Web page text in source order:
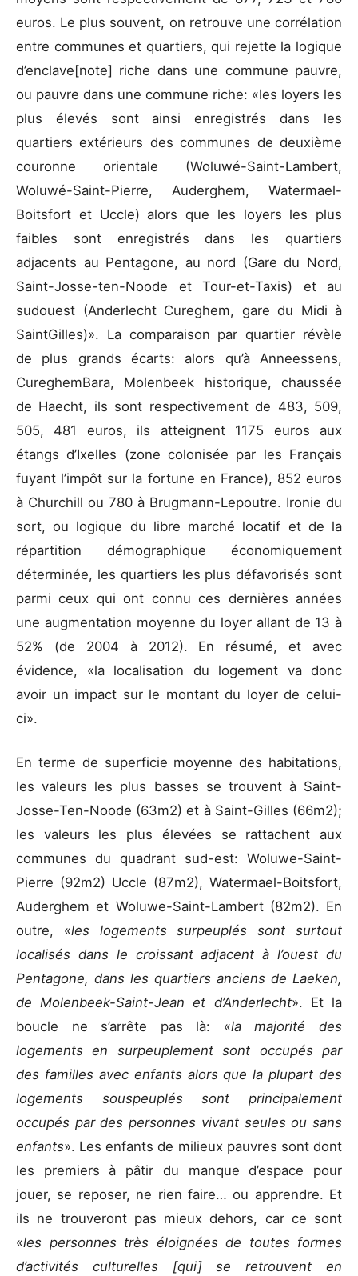
euros. Le plus souvent, on retrouve une corrélation
entre communes et quartiers, qui rejette la logique
d’enclave[note] riche dans une commune pauvre,
ou pauvre dans une commune riche: «les loyers les
plus élevés sont ainsi enregistrés dans les
quartiers extérieurs des communes de deuxième
couronne orientale (Woluwé-Saint-Lambert,
Woluwé-Saint-Pierre, Auderghem, Watermael-
Boitsfort et Uccle) alors que les loyers les plus
faibles sont enregistrés dans les quartiers
adjacents au Pentagone, au nord (Gare du Nord,
Saint-Josse-ten-Noode et Tour-et-Taxis) et au
sudouest (Anderlecht Cureghem, gare du Midi à
SaintGilles)». La comparaison par quartier révèle
de plus grands écarts: alors qu’à Anneessens,
CureghemBara, Molenbeek historique, chaussée
de Haecht, ils sont respectivement de 483, 509,
505, 481 euros, ils atteignent 1175 euros aux
étangs d’Ixelles (zone colonisée par les Français
fuyant l’impôt sur la fortune en France), 852 euros
à Churchill ou 780 à Brugmann-Lepoutre. Ironie du
sort, ou logique du libre marché locatif et de la
répartition démographique économiquement
déterminée, les quartiers les plus défavorisés sont
parmi ceux qui ont connu ces dernières années
une augmentation moyenne du loyer allant de 13 à
52% (de 2004 à 2012). En résumé, et avec
évidence, «la localisation du logement va donc
avoir un impact sur le montant du loyer de celui-
ci».
En terme de superficie moyenne des habitations,
les valeurs les plus basses se trouvent à Saint-
Josse-Ten-Noode (63m2) et à Saint-Gilles (66m2);
les valeurs les plus élevées se rattachent aux
communes du quadrant sud-est: Woluwe-Saint-
Pierre (92m2) Uccle (87m2), Watermael-Boitsfort,
Auderghem et Woluwe-Saint-Lambert (82m2). En
outre, «les logements surpeuplés sont surtout
localisés dans le croissant adjacent à l’ouest du
Pentagone, dans les quartiers anciens de Laeken,
de Molenbeek-Saint-Jean et d’Anderlecht». Et la
boucle ne s’arrête pas là: «la majorité des
logements en surpeuplement sont occupés par
des familles avec enfants alors que la plupart des
logements souspeuplés sont principalement
occupés par des personnes vivant seules ou sans
enfants». Les enfants de milieux pauvres sont dont
les premiers à pâtir du manque d’espace pour
jouer, se reposer, ne rien faire… ou apprendre. Et
ils ne trouveront pas mieux dehors, car ce sont
«les personnes très éloignées de toutes formes
d’activités culturelles [qui] se retrouvent en